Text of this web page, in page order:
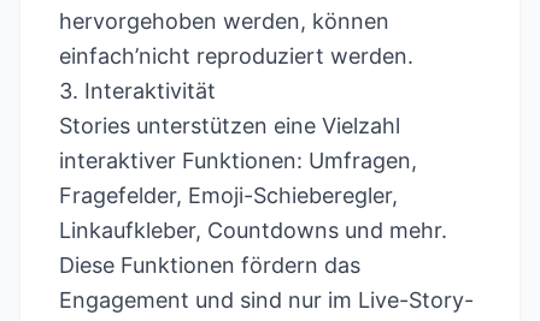
hervorgehoben werden, können
einfach’nicht reproduziert werden.
3. Interaktivität
Stories unterstützen eine Vielzahl
interaktiver Funktionen: Umfragen,
Fragefelder, Emoji-Schieberegler,
Linkaufkleber, Countdowns und mehr.
Diese Funktionen fördern das
Engagement und sind nur im Live-Story-